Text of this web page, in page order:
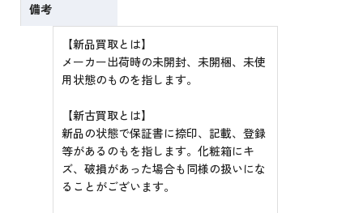
備考
【新品買取とは】
メーカー出荷時の未開封、未開梱、未使
用状態のものを指します。
【新古買取とは】
新品の状態で保証書に捺印、記載、登録
等があるのもを指します。化粧箱にキ
ズ、破損があった場合も同様の扱いにな
ることがございます。